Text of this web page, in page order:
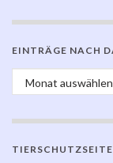
EINTRÄGE NACH
Einträge nach